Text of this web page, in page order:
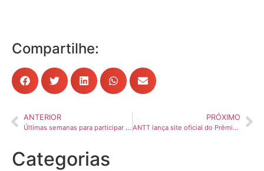
Compartilhe:
ANTERIOR
Últimas semanas para participar do Congresso NTC 2025 – XVIII Encontro Nacional da COMJOVEM
PRÓXIMO
ANTT lança site oficial do Prêmio Destaques 2025 e reforça inscrições para reconhecer as melhores práticas do transporte terrestre
Categorias